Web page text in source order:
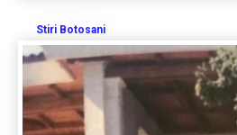
Stiri Botosani